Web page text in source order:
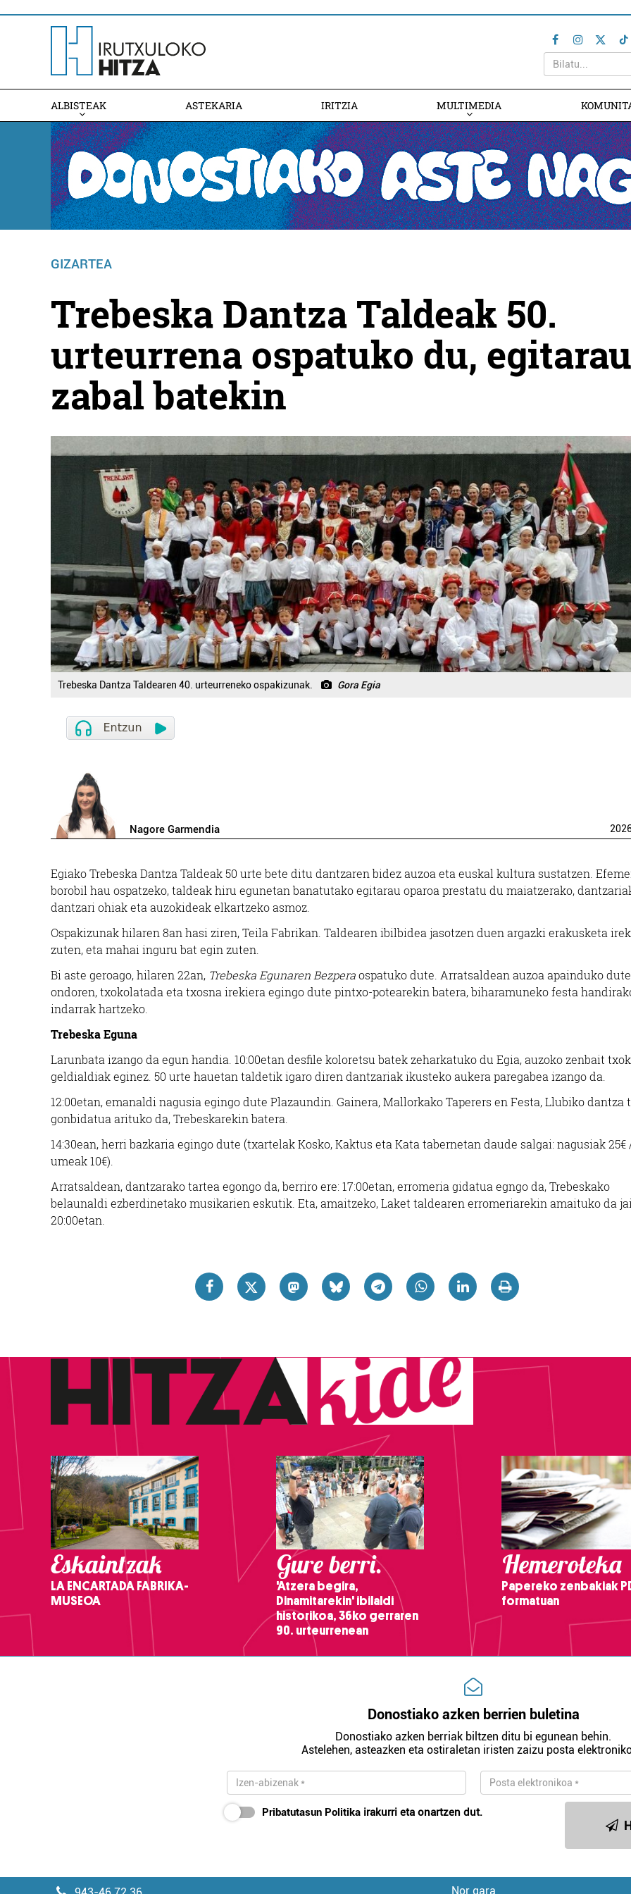
ALBISTEAK ASTEKARIA IRITZIA MULTIMEDIA
GIZARTEA
Trebeska Dantza Taldeak 50.
urteurrena ospatuko du, egitarau
zabal batekin
Trebeska Dantza Taldearen 40. urteurreneko ospakizunak. Gora Egia
Nagore Garmendia
Egiako Trebeska Dantza Taldeak 50 urte bete ditu dantzaren bidez auzoa eta euskal kultura sustatzen.
borobil hau ospatzeko, taldeak hiru egunetan banatutako egitarau oparoa prestatu du maiatzerako,
dantzari ohiak eta auzokideak elkartzeko asmoz.
Ospakizunak hilaren 8an hasi ziren, Teila Fabrikan. Taldearen ibilbidea jasotzen duen argazki erakusketa
zuten, eta mahai inguru bat egin zuten.
Bi aste geroago, hilaren 22an, Trebeska Egunaren Bezperaospatuko dute. Arratsaldean auzoa apainduko
ondoren, txokolatada eta txosna irekiera egingo dute pintxo-potearekin batera, biharamuneko festa
indarrak hartzeko.
Trebeska Eguna
Larunbata izango da egun handia. 10:00etan desfile koloretsu batek zeharkatuko du Egia, auzoko zenbait
geldialdiak eginez. 50 urte hauetan taldetik igaro diren dantzariak ikusteko aukera paregabea izango da.
12:00etan, emanaldi nagusia egingo dute Plazaundin. Gainera, Mallorkako Taperers en Festa, Llubiko dantza
gonbidatua arituko da, Trebeskarekin batera.
14:30ean, herri bazkaria egingo dute (txartelak Kosko, Kaktus eta Kata tabernetan daude salgai: nagusiak 25€
umeak 10€).
Arratsaldean, dantzarako tartea egongo da, berriro ere: 17:00etan, erromeria gidatua egngo da, Trebeskako
belaunaldi ezberdinetako musikarien eskutik. Eta, amaitzeko, Laket taldearen erromeriarekin amaituko da
20:00etan.
Eskaintzak
LA ENCARTADA FABRIKA-
MUSEOA
Gure berri.
'Atzera begira,
Dinamitarekin' ibilaldi
historikoa, 36ko gerraren
90. urteurrenean
Hemeroteka
Papereko zenbakiak
formatuan
Donostiako azken berrien buletina
Donostiako azken berriak biltzen ditu bi egunean behin.
Astelehen, asteazken eta ostiraletan iristen zaizu posta
Pribatutasun Politika irakurri eta onartzen dut.
Nor gara